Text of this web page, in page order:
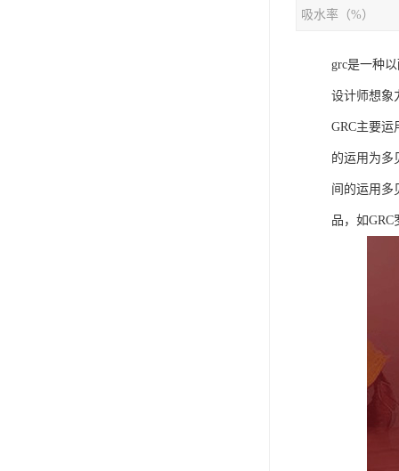
吸水率（%）
grc是一种
设计师想象
GRC主要
的运用为多
间的运用多
品，如GRC